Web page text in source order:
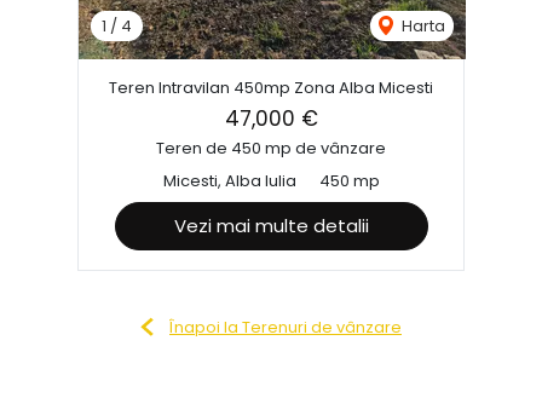
1 / 4 Harta
Teren Intravilan 450mp Zona Alba Micesti
47,000 €
Teren de 450 mp de vânzare
Micesti, Alba Iulia
450 mp
Vezi mai multe detalii
Înapoi la Terenuri de vânzare